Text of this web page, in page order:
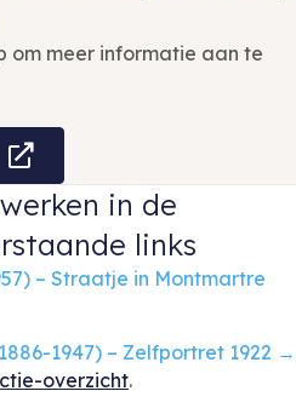
om meer informatie aan te
in de
links
– Straatje in Montmartre
1947) – Zelfportret 1922 →
overzicht.